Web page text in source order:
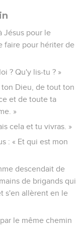
Jésus pour le
faire pour hériter de
? Qu'y lis-tu ? »
ton Dieu, de tout ton
et de toute ta
»
cela et tu vivras. »
: « Et qui est mon
descendait de
de brigands qui
s'en allèrent en le
le même chemin